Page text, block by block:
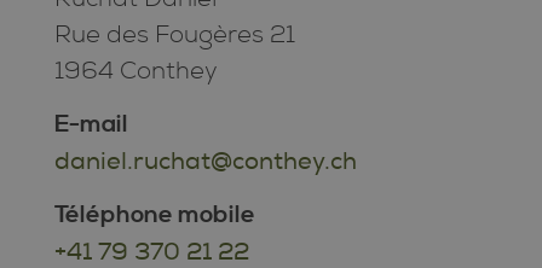
Rue des Fougères 21
1964 Conthey
E-mail
daniel.ruchat@conthey.ch
Téléphone mobile
+41 79 370 21 22